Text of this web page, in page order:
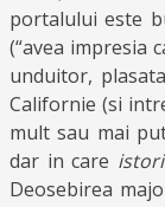
portalului este
(“avea impresia
unduitor, plasata
Californie (si
mult sau mai
dar in care
Deosebirea